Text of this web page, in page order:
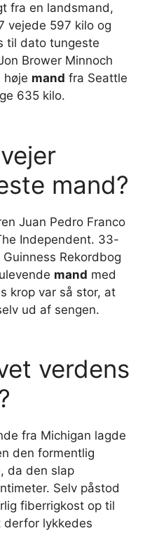
fra en landsmand,
vejede 597 kilo og
til dato tungeste
Brower Minnoch
høje mand fra Seattle
635 kilo.
mand?
Juan Pedro Franco
Independent. 33-
Rekordbog
mand med
krop var så stor, at
ud af sengen.
verdens
fra Michigan lagde
den formentlig
da den slap
Selv påstod
fiberrigkost op til
lykkedes